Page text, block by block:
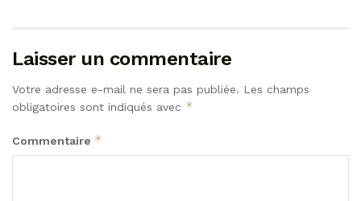
Laisser un commentaire
Votre adresse e-mail ne sera pas publiée. Les champs
obligatoires sont indiqués avec *
Commentaire *